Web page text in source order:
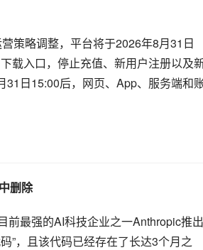
策略调整，平台将于2026年8月31日
载入口，停止充值、新用户注册以及
31日15:00后，网页、App、服务端和
删除
前最强的AI科技企业之一Anthropic推出
”，且该代码已经存在了长达3个月之